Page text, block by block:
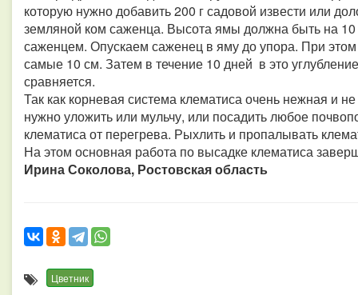
которую нужно добавить 200 г садовой извести или
земляной ком саженца. Высота ямы должна быть на
саженцем. Опускаем саженец в яму до упора. При этом
самые 10 см. Затем в течение 10 дней в это
сравняется.
Так как корневая система клематиса очень нежная и
нужно уложить или мульчу, или посадить любое
клематиса от перегрева. Рыхлить и пропалывать
На этом основная работа по высадке клематиса
Ирина Соколова, Ростовская область
Цветник